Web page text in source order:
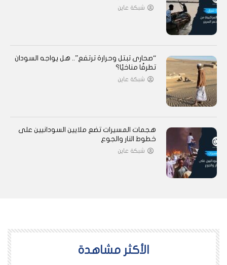
شبكة عاين
“صحارى تبتل وحرارة ترتفع”.. هل يواجه السودان
تطرفًا مناخيًا؟
شبكة عاين
هجمات المسيرات تضع ملايين السودانيين على
خطوط النار والجوع
شبكة عاين
اﻷكثر مشاهدة